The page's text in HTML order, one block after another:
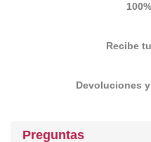
Recibe
Devoluciones
Preguntas